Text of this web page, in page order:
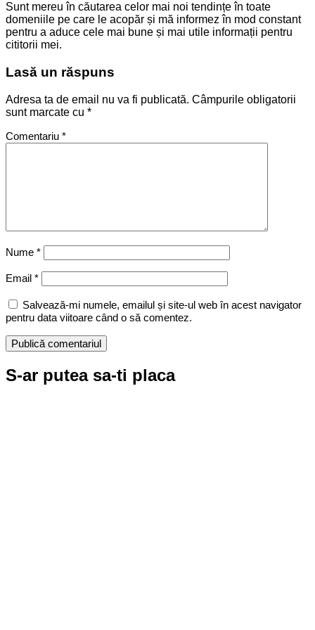
Sunt mereu în căutarea celor mai noi tendințe în toate
domeniile pe care le acopăr și mă informez în mod constant
pentru a aduce cele mai bune și mai utile informații pentru
cititorii mei.
Lasă un răspuns
Adresa ta de email nu va fi publicată. Câmpurile obligatorii
sunt marcate cu *
Comentariu *
Nume *
Email *
Salvează-mi numele, emailul și site-ul web în acest navigator
pentru data viitoare când o să comentez.
S-ar putea sa-ti placa